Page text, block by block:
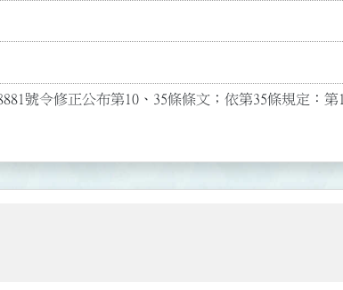
號令修正公布第10、35條條文；依第35條規定：第